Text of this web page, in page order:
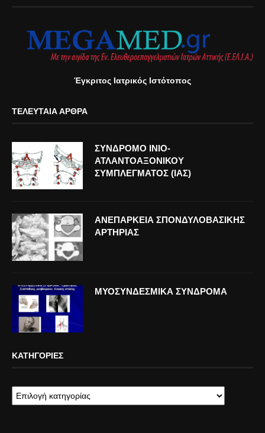
Έγκριτος Ιατρικός Ιστότοπος
ΤΕΛΕΥΤΑΊΑ ΆΡΘΡΑ
ΣΥΝΔΡΟΜΟ ΙΝΙΟ-
ΑΤΛΑΝΤΟΑΞΟΝΙΚΟΥ
ΣΥΜΠΛΕΓΜΑΤΟΣ (ΙΑΣ)
ΑΝΕΠΑΡΚΕΙΑ ΣΠΟΝΔΥΛΟΒΑΣΙΚΗΣ
ΑΡΤΗΡΙΑΣ
ΜΥΟΣΥΝΔΕΣΜΙΚΑ ΣΥΝΔΡΟΜΑ
ΚΑΤΗΓΟΡΊΕΣ